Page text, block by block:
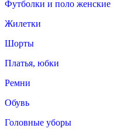
Футболки и поло женские
Жилетки
Шорты
Платья, юбки
Ремни
Обувь
Головные уборы